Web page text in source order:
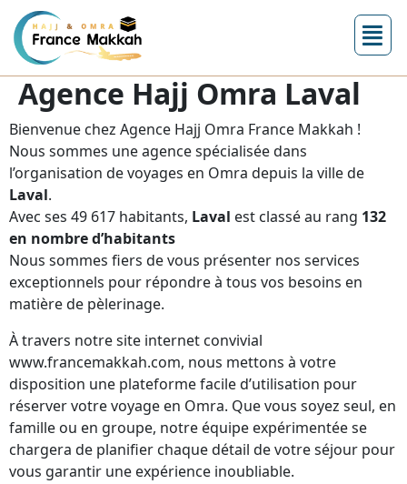
Agence Hajj Omra Laval
Bienvenue chez Agence Hajj Omra France Makkah !
Nous sommes une agence spécialisée dans
l’organisation de voyages en Omra depuis la ville de
Laval.
Avec ses 49 617 habitants, Laval est classé au rang 132
en nombre d’habitants
Nous sommes fiers de vous présenter nos services
exceptionnels pour répondre à tous vos besoins en
matière de pèlerinage.
À travers notre site internet convivial
www.francemakkah.com, nous mettons à votre
disposition une plateforme facile d’utilisation pour
réserver votre voyage en Omra. Que vous soyez seul, en
famille ou en groupe, notre équipe expérimentée se
chargera de planifier chaque détail de votre séjour pour
vous garantir une expérience inoubliable.